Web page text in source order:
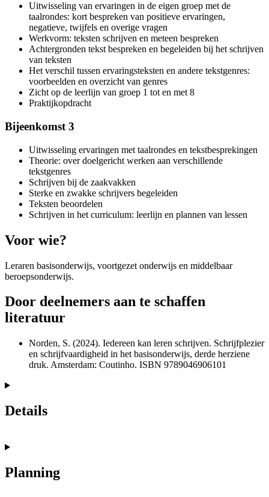
Uitwisseling van ervaringen in de eigen groep met de
taalrondes: kort bespreken van positieve ervaringen,
negatieve, twijfels en overige vragen
Werkvorm: teksten schrijven en meteen bespreken
Achtergronden tekst bespreken en begeleiden bij het schrijven
van teksten
Het verschil tussen ervaringsteksten en andere tekstgenres:
voorbeelden en overzicht van genres
Zicht op de leerlijn van groep 1 tot en met 8
Praktijkopdracht
Bijeenkomst 3
Uitwisseling ervaringen met taalrondes en tekstbesprekingen
Theorie: over doelgericht werken aan verschillende
tekstgenres
Schrijven bij de zaakvakken
Sterke en zwakke schrijvers begeleiden
Teksten beoordelen
Schrijven in het curriculum: leerlijn en plannen van lessen
Voor wie?
Leraren basisonderwijs, voortgezet onderwijs en middelbaar
beroepsonderwijs.
Door deelnemers aan te schaffen
literatuur
Norden, S. (2024). Iedereen kan leren schrijven. Schrijfplezier
en schrijfvaardigheid in het basisonderwijs, derde herziene
druk. Amsterdam: Coutinho. ISBN 9789046906101
Details
Planning